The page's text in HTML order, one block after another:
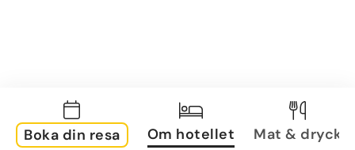
Boka din resa Om hotellet Mat & dryck